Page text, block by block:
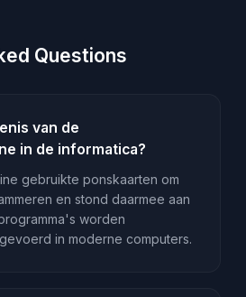
Questions
van de
in de informatica?
gebruikte ponskaarten om
en stond daarmee aan
worden
in moderne computers.